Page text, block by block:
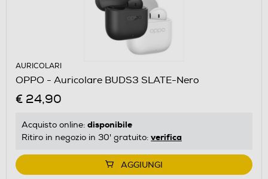
AURICOLARI
OPPO - Auricolare BUDS3 SLATE-Nero
€ 24,90
Acquisto online: disponibile
Ritiro in negozio in 30' gratuito: verifica
AGGIUNGI